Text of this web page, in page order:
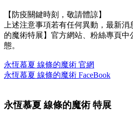
【防疫關鍵時刻，敬請體諒】
上述注意事項若有任何異動，最新消
的魔術特展】 官方網站、粉絲專頁中
態。
永恆慕夏 線條的魔術 官網
永恆慕夏 線條的魔術 FaceBook
永恆慕夏 線條的魔術 特展